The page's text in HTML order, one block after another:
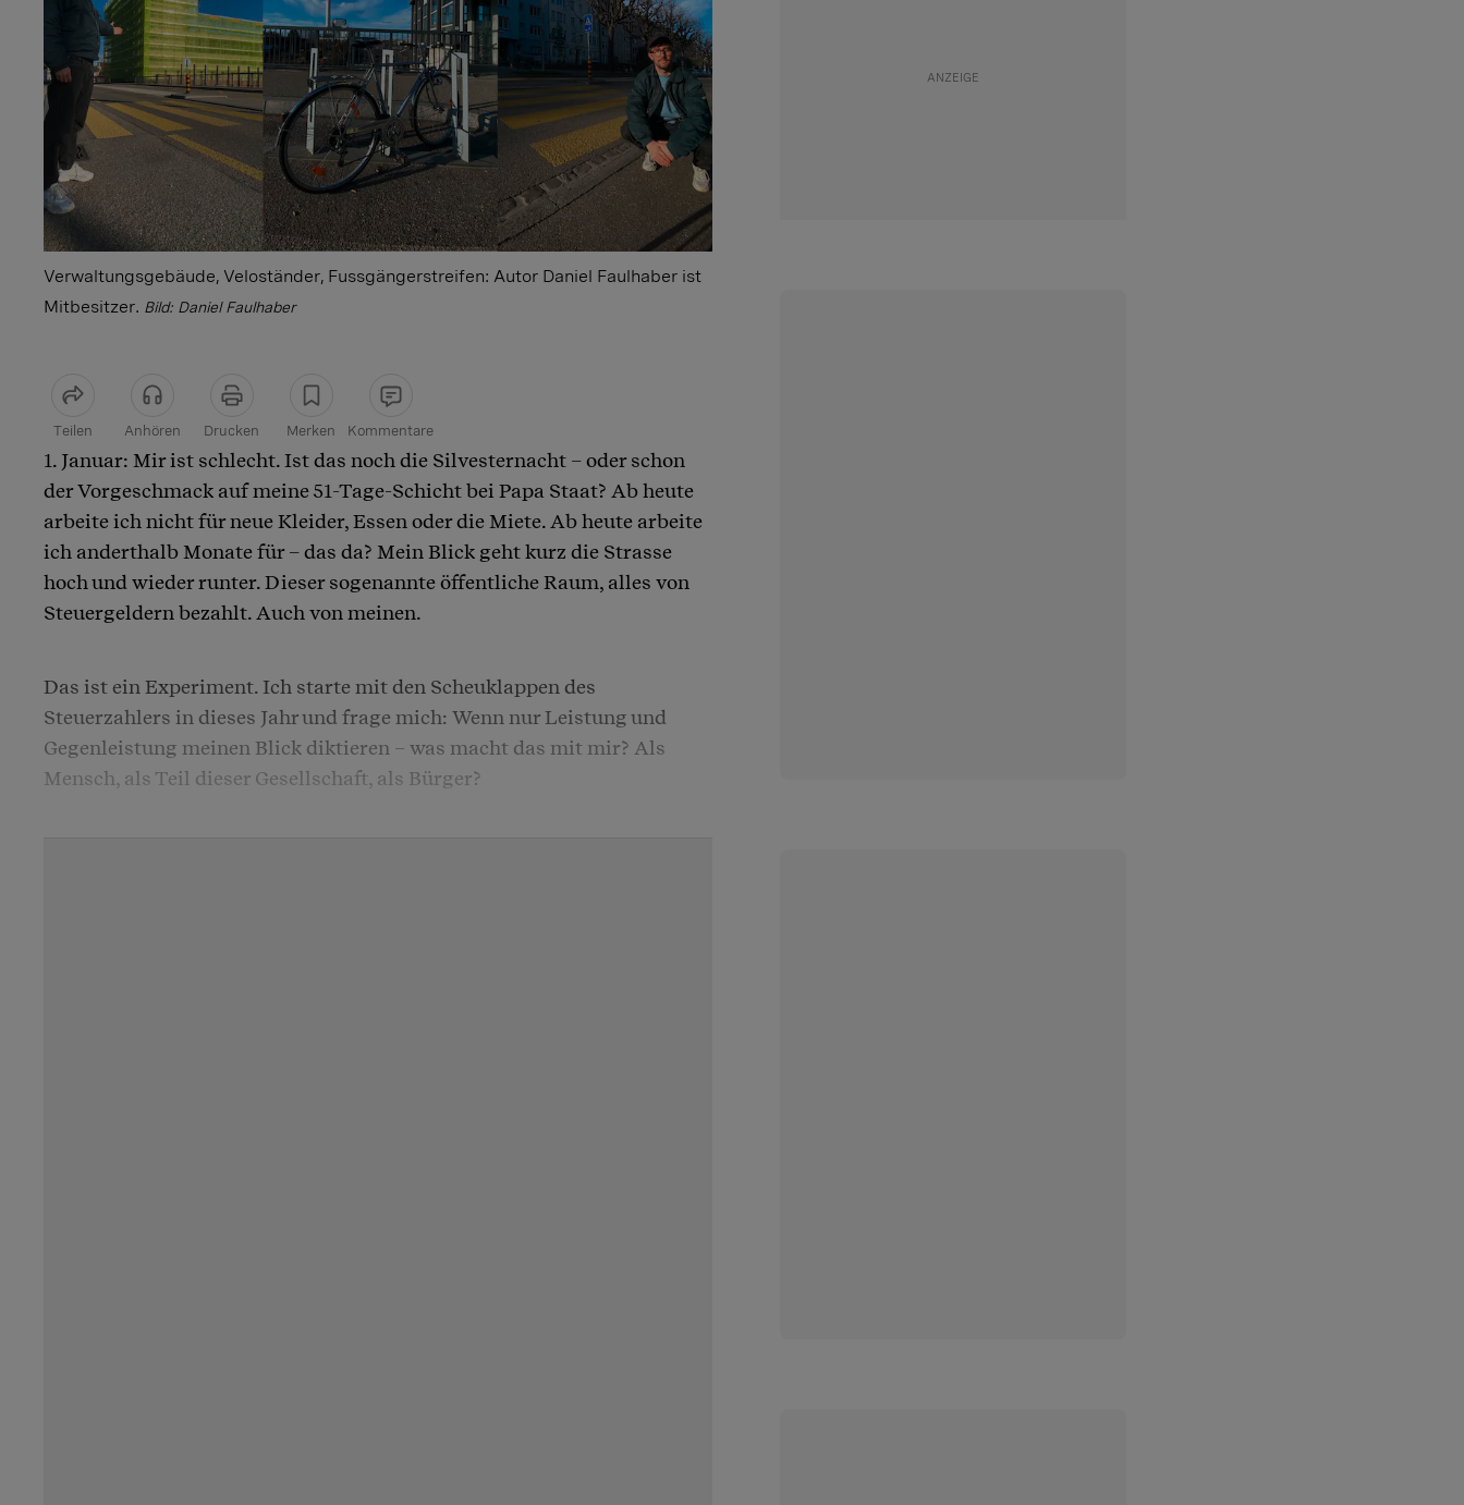
Verwaltungsgebäude, Veloständer, Fussgängerstreifen: Autor Daniel Faulhaber ist
Mitbesitzer. Bild: Daniel Faulhaber
Teilen Anhören Drucken Merken Kommentare
Artikel teilen
1. Januar: Mir ist schlecht. Ist das noch die Silvesternacht – oder schon
der Vorgeschmack auf meine 51-Tage-Schicht bei Papa Staat? Ab heute
arbeite ich nicht für neue Kleider, Essen oder die Miete. Ab heute arbeite
ich anderthalb Monate für – das da? Mein Blick geht kurz die Strasse
hoch und wieder runter. Dieser sogenannte öffentliche Raum, alles von
Steuergeldern bezahlt. Auch von meinen.
Das ist ein Experiment. Ich starte mit den Scheuklappen des
Steuerzahlers in dieses Jahr und frage mich: Wenn nur Leistung und
Gegenleistung meinen Blick diktieren – was macht das mit mir? Als
Mensch, als Teil dieser Gesellschaft, als Bürger?